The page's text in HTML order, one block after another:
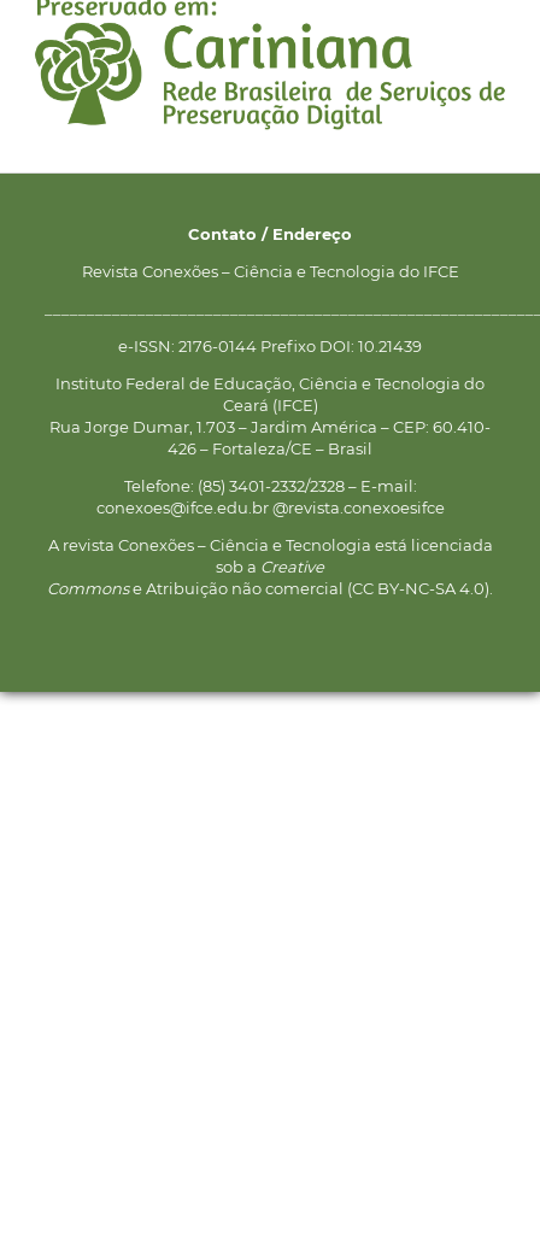
Contato / Endereço
Revista Conexões – Ciência e Tecnologia do IFCE
e-ISSN: 2176-0144 Prefixo DOI: 10.21439
Instituto Federal de Educação, Ciência e Tecnologia do
Ceará (IFCE)
Rua Jorge Dumar, 1.703 – Jardim América – CEP: 60.410-
426 – Fortaleza/CE – Brasil
Telefone: (85) 3401-2332/2328 – E-mail:
conexoes@ifce.edu.br @revista.conexoesifce
A revista Conexões – Ciência e Tecnologia está licenciada
sob a Creative
Commonse Atribuição não comercial (CC BY-NC-SA 4.0).